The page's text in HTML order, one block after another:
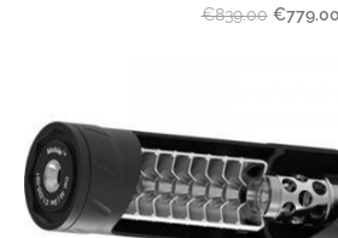
€839.00 €779.00